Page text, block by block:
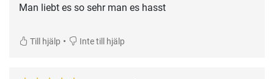
Man liebt es so sehr man es hasst
Till hjälp • Inte till hjälp